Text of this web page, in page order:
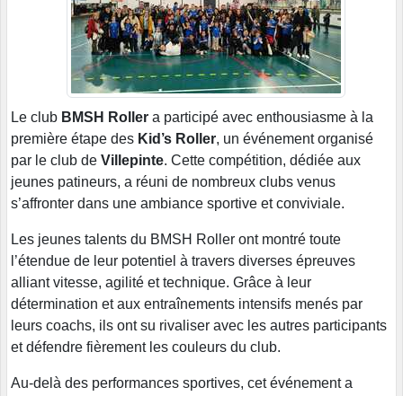
Le club BMSH Roller a participé avec enthousiasme à la
première étape des Kid’s Roller, un événement organisé
par le club de Villepinte. Cette compétition, dédiée aux
jeunes patineurs, a réuni de nombreux clubs venus
s’affronter dans une ambiance sportive et conviviale.
Les jeunes talents du BMSH Roller ont montré toute
l’étendue de leur potentiel à travers diverses épreuves
alliant vitesse, agilité et technique. Grâce à leur
détermination et aux entraînements intensifs menés par
leurs coachs, ils ont su rivaliser avec les autres participants
et défendre fièrement les couleurs du club.
Au-delà des performances sportives, cet événement a